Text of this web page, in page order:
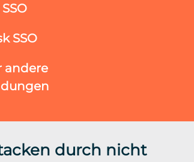
SSO
andere
durch nicht